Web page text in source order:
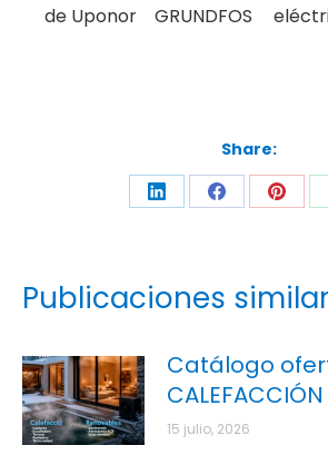
de Uponor
GRUNDFOS
Share:
Publicaciones
Catálogo
CALEFACCIÓN
15 julio, 2026